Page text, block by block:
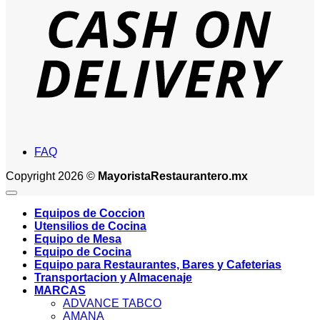
FAQ
Copyright 2026 © MayoristaRestaurantero.mx
Equipos de Coccion
Utensilios de Cocina
Equipo de Mesa
Equipo de Cocina
Equipo para Restaurantes, Bares y Cafeterias
Transportacion y Almacenaje
MARCAS
ADVANCE TABCO
AMANA